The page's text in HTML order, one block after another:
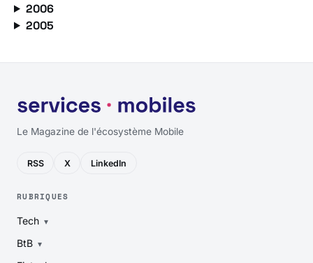
2006
2005
Le Magazine de l'écosystème Mobile
RSS X LinkedIn
RUBRIQUES
Tech
BtB